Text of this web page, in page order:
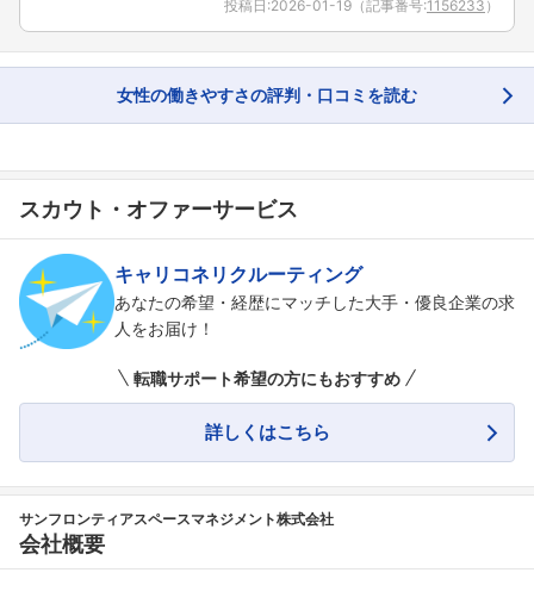
投稿日:2026-01-19 （記事番号:1156233 ）
女性の働きやすさの評判・口コミを読む
スカウト・オファーサービス
キャリコネリクルーティング
あなたの希望・経歴にマッチした大手・優良企業の求
人をお届け！
転職サポート希望の方にもおすすめ
詳しくはこちら
サンフロンティアスペースマネジメント株式会社
会社概要